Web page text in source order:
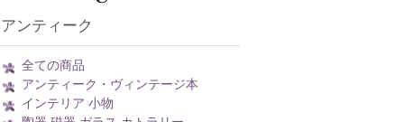
アンティーク
全ての商品
アンティーク・ヴィンテージ本
インテリア 小物